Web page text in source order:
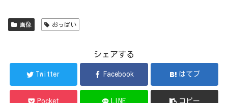
画像 おっぱい
シェアする
Twitter Facebook はてブ
Pocket LINE コピー